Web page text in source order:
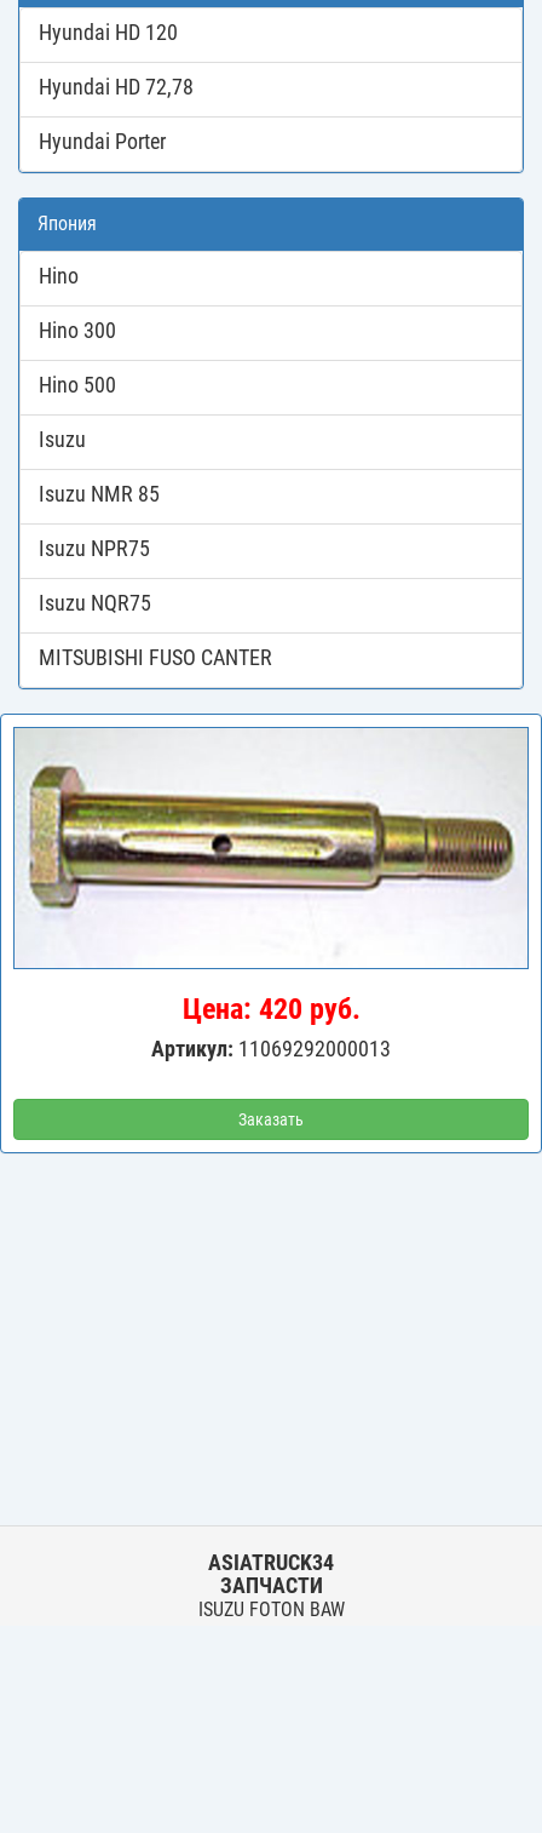
Hyundai HD 120
Hyundai HD 72,78
Hyundai Porter
Япония
Hino
Hino 300
Hino 500
Isuzu
Isuzu NMR 85
Isuzu NPR75
Isuzu NQR75
MITSUBISHI FUSO CANTER
Цена: 420 руб.
Артикул: 11069292000013
Заказать
ASIATRUCK34
ЗАПЧАСТИ
ISUZU FOTON BAW